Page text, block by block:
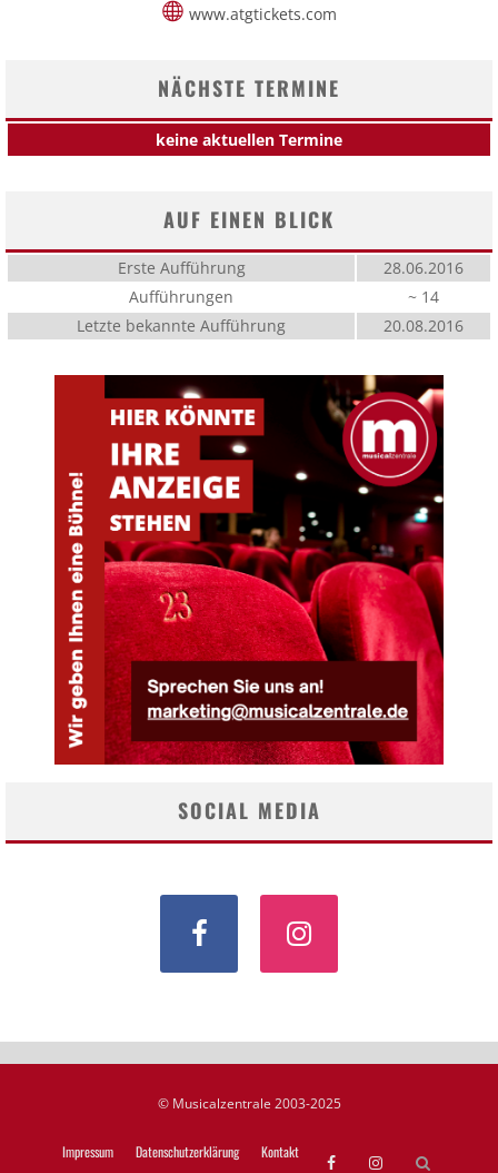
www.atgtickets.com
NÄCHSTE TERMINE
keine aktuellen Termine
AUF EINEN BLICK
Erste Aufführung
28.06.2016
Aufführungen
~ 14
Letzte bekannte Aufführung
20.08.2016
SOCIAL MEDIA
© Musicalzentrale 2003-2025
Impressum Datenschutzerklärung Kontakt